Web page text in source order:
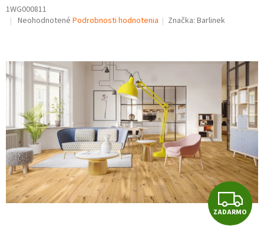
1WG000811
Priemerné
0,0
z
hviezdičiek.
Neohodnotené Podrobnosti hodnotenia Značka:Barlinek
Z
A
ZADARMO